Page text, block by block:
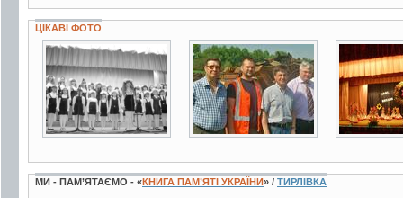
ЦІКАВІ ФОТО
3 фото 3 фото 5 фото
МИ - ПАМ’ЯТАЄМО - «КНИГА ПАМ’ЯТІ УКРАЇНИ» / ТИРЛІВКА